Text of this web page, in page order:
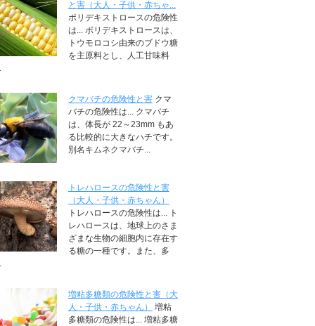
と害（大人・子供・赤ちゃ...
ポリデキストロースの危険性
は... ポリデキストロースは、
トウモロコシ由来のブドウ糖
を主原料とし、人工甘味料
クマバチの危険性と害 クマ
バチの危険性は... クマバチ
は、体長が 22～23mm もあ
る比較的に大きなハチです。
別名キムネクマバチ...
トレハロースの危険性と害
（大人・子供・赤ちゃん）
トレハロースの危険性は... ト
レハロースは、地球上のさま
ざまな生物の細胞内に存在す
る糖の一種です。また、多
増粘多糖類の危険性と害（大
人・子供・赤ちゃん）
増粘
多糖類の危険性は... 増粘多糖